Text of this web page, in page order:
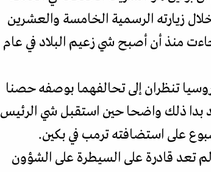
زيارته الرسمية الخامسة والعشرين
منذ أن أصبح شي زعيم البلاد في عام
تنظران إلى تحالفهما بوصفه حصنا
بدا ذلك واضحا حين استقبل شي الرئيس
على استضافته ترمب في بكين.
تعد قادرة على السيطرة على الشؤون